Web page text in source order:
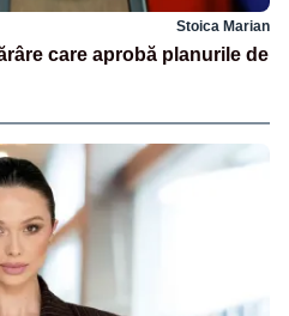
Stoica Marian
care aprobă planurile de